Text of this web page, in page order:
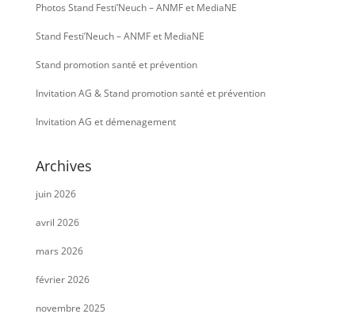
Photos Stand Festi’Neuch – ANMF et MediaNE
Stand Festi’Neuch – ANMF et MediaNE
Stand promotion santé et prévention
Invitation AG & Stand promotion santé et prévention
Invitation AG et démenagement
Archives
juin 2026
avril 2026
mars 2026
février 2026
novembre 2025